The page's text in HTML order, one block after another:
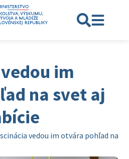
im
na svet aj
vedou im otvára pohľad na